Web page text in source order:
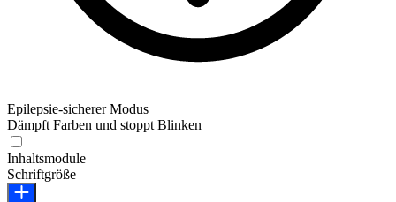
Epilepsie-sicherer Modus
Dämpft Farben und stoppt Blinken
Inhaltsmodule
Schriftgröße